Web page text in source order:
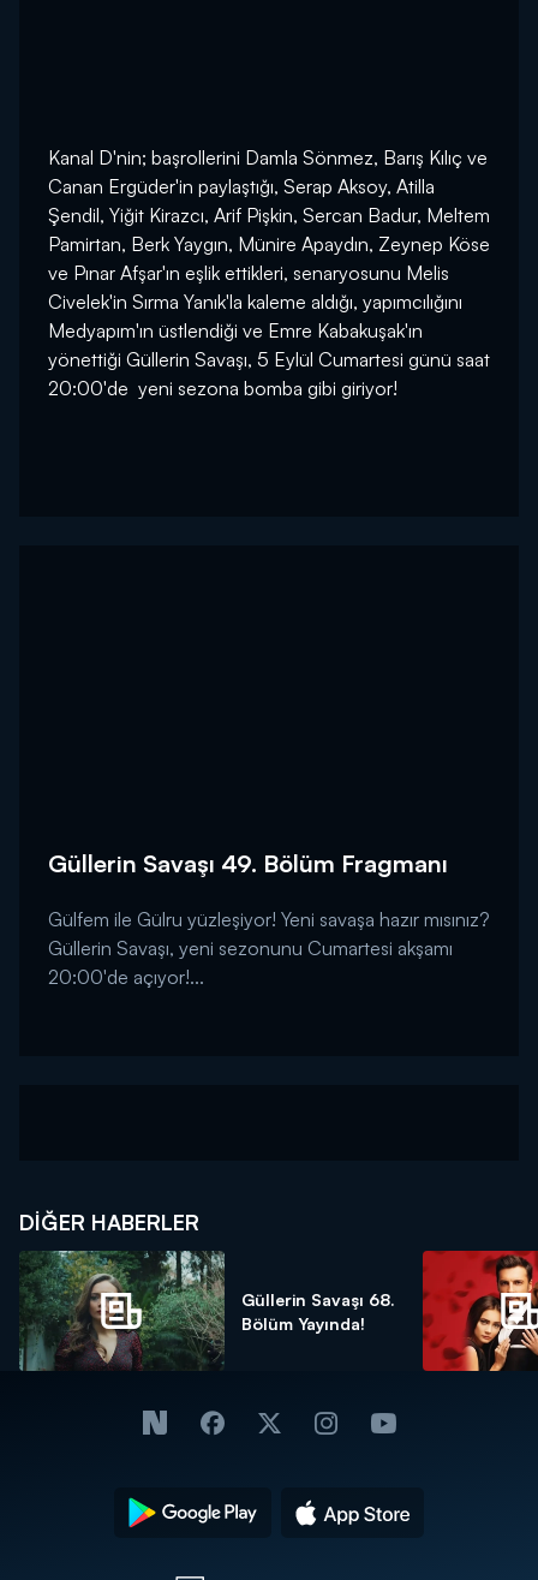
Kanal D'nin; başrollerini Damla Sönmez, Barış Kılıç ve
Canan Ergüder'in paylaştığı, Serap Aksoy, Atilla
Şendil, Yiğit Kirazcı, Arif Pişkin, Sercan Badur, Meltem
Pamirtan, Berk Yaygın, Münire Apaydın, Zeynep Köse
ve Pınar Afşar'ın eşlik ettikleri, senaryosunu Melis
Civelek'in Sırma Yanık'la kaleme aldığı, yapımcılığını
Medyapım'ın üstlendiği ve Emre Kabakuşak'ın
yönettiği Güllerin Savaşı, 5 Eylül Cumartesi günü saat
20:00'de yeni sezona bomba gibi giriyor!
Güllerin Savaşı 49. Bölüm Fragmanı
Gülfem ile Gülru yüzleşiyor! Yeni savaşa hazır mısınız?
Güllerin Savaşı, yeni sezonunu Cumartesi akşamı
20:00'de açıyor!...
DIĞER HABERLER
Güllerin Savaşı 68.
Bölüm Yayında!